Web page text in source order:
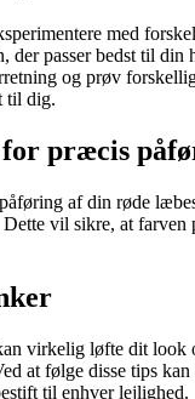
med
der passer bedst til din
og prøv
til dig.
for præcis
af din røde
vil sikre, at
virkelig løfte dit look
at følge disse tips
til enhver lejlighed.